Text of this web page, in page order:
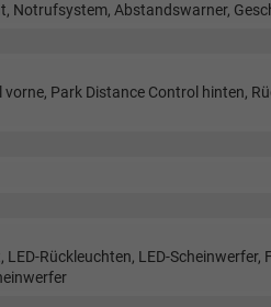
Notrufsystem, Abstandswarner,
Park Distance Control hinten,
Rückleuchten, LED-Scheinwerfer,